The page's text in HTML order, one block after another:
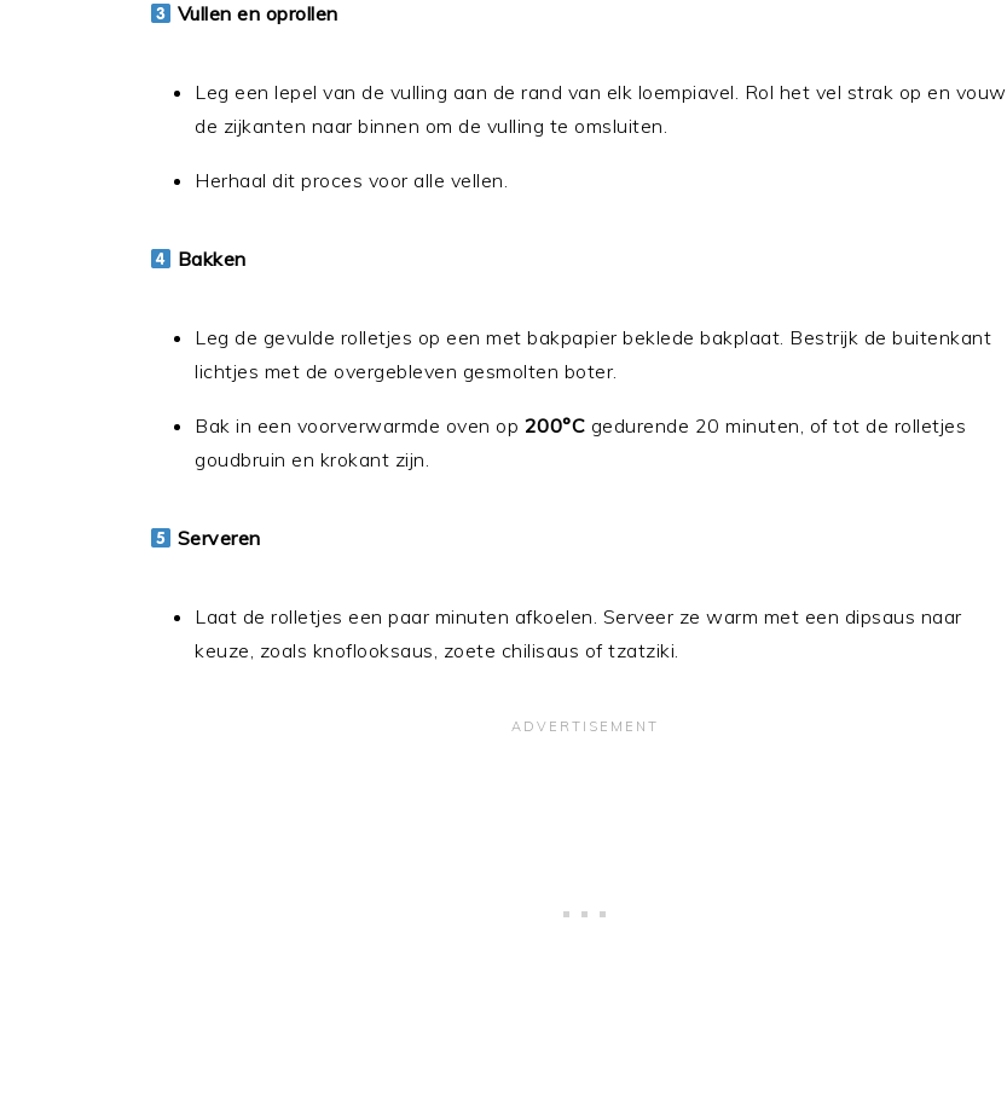
Vullen en oprollen
Leg een lepel van de vulling aan de rand van elk loempiavel. Rol het vel strak op en vouw
de zijkanten naar binnen om de vulling te omsluiten.
Herhaal dit proces voor alle vellen.
Bakken
Leg de gevulde rolletjes op een met bakpapier beklede bakplaat. Bestrijk de buitenkant
lichtjes met de overgebleven gesmolten boter.
Bak in een voorverwarmde oven op 200°C gedurende 20 minuten, of tot de rolletjes
goudbruin en krokant zijn.
Serveren
Laat de rolletjes een paar minuten afkoelen. Serveer ze warm met een dipsaus naar
keuze, zoals knoflooksaus, zoete chilisaus of tzatziki.